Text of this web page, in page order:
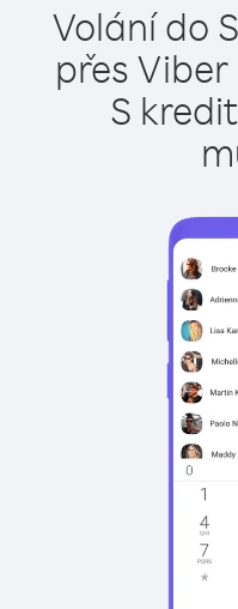
Volání do
přes
S